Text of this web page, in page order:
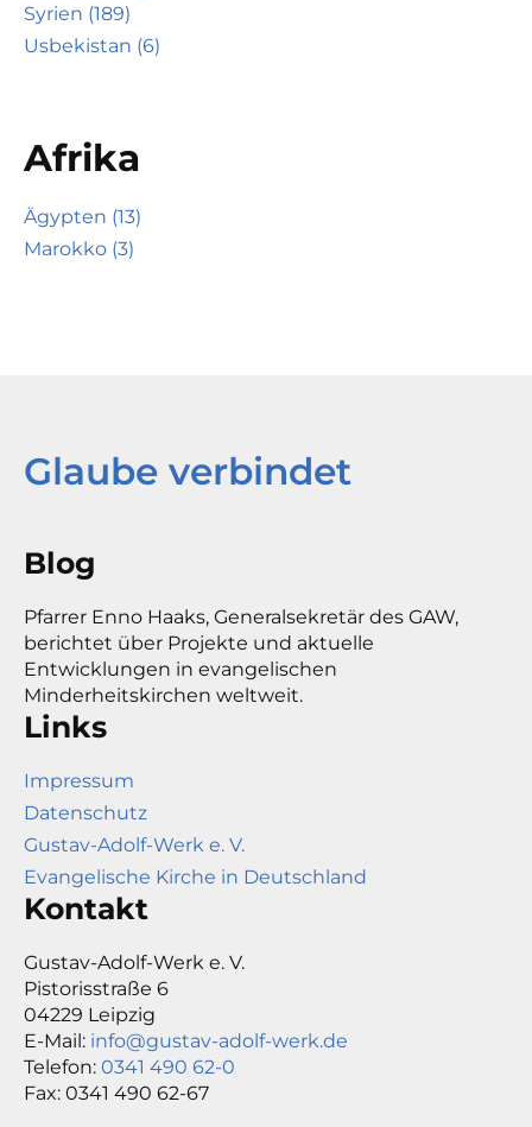
Syrien (189)
Usbekistan (6)
Afrika
Ägypten (13)
Marokko (3)
Glaube verbindet
Blog
Pfarrer Enno Haaks, Generalsekretär des GAW,
berichtet über Projekte und aktuelle
Entwicklungen in evangelischen
Minderheitskirchen weltweit.
Links
Impressum
Datenschutz
Gustav-Adolf-Werk e. V.
Evangelische Kirche in Deutschland
Kontakt
Gustav-Adolf-Werk e. V.
Pistorisstraße 6
04229 Leipzig
E-Mail: info@gustav-adolf-werk.de
Telefon: 0341 490 62-0
Fax: 0341 490 62-67